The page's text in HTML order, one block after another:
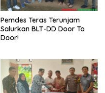
Pemdes Teras Terunjam
Salurkan BLT-DD Door To
Door!